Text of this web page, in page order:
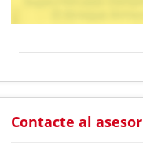
Contacte al asesor